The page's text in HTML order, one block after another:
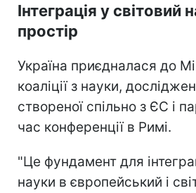
Інтеграція у світовий
простір
Україна приєдналася до
коаліції з науки,
створеної спільно з ЄС і
час конференції в Римі.
"Це фундамент для
науки в європейський і